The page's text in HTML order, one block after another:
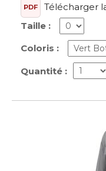
PDF
Télécharger
Taille :
Coloris :
Quantité :